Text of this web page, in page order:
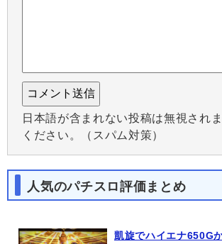
日本語が含まれない投稿は無視され
ください。（スパム対策）
人気のパチスロ評価まとめ
凱旋でハイエナ650G